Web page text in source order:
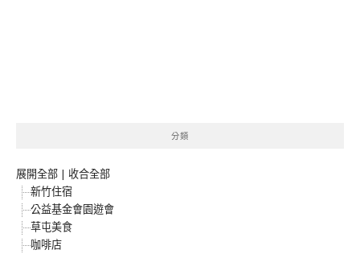
分類
展開全部 | 收合全部
新竹住宿
公益基金會園遊會
草屯美食
咖啡店